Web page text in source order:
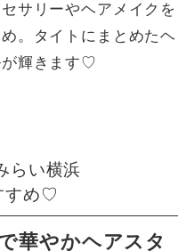
サリーやヘアメイクを
。タイトにまとめたヘ
が輝きます♡
らい横浜
すめ♡
華やかヘアスタ